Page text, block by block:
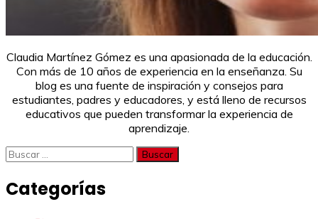
Claudia Martínez Gómez es una apasionada de la educación.
Con más de 10 años de experiencia en la enseñanza. Su
blog es una fuente de inspiración y consejos para
estudiantes, padres y educadores, y está lleno de recursos
educativos que pueden transformar la experiencia de
aprendizaje.
Buscar:
Categorías